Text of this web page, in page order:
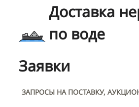
Доставка
по воде
Заявки
ЗАПРОСЫ НА ПОСТАВКУ,